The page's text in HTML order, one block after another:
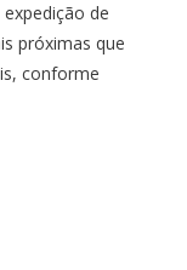
de
próximas que
conforme